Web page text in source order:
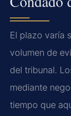
El plazo varía
volumen de
del tribunal.
mediante
tiempo que